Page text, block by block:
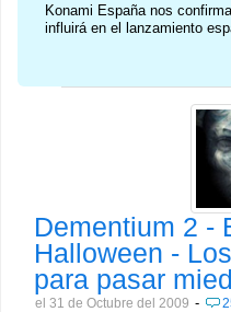
Konami España nos
influirá en el lanzamiento
Dementium 2 -
Halloween -
para pasar
el 31 de Octubre del 2009 -